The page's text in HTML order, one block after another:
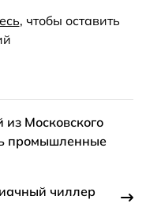
, чтобы оставить
Московского
промышленные
чиллер